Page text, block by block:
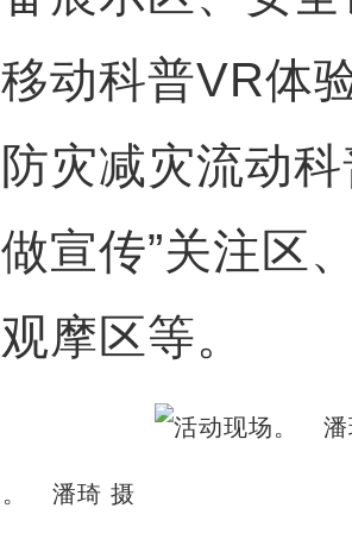
动科普VR体
灾减灾流动
宣传”关注区
摩区等。
。 潘琦 摄